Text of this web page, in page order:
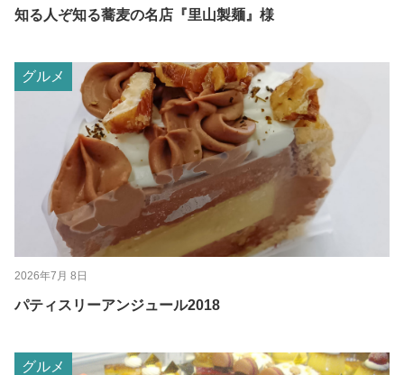
知る人ぞ知る蕎麦の名店『里山製麺』様
グルメ
2026年7月 8日
パティスリーアンジュール2018
グルメ